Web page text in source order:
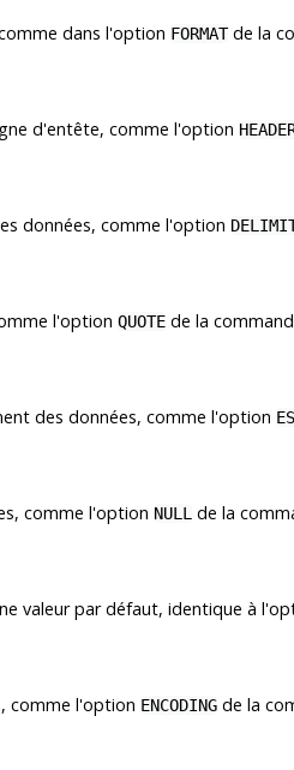
dans l'option FORMATde la
d'entête, comme l'option
données, comme l'option
l'option QUOTE de la
des données, comme l'option
comme l'option NULL de la
valeur par défaut, identique à
comme l'option ENCODING de la